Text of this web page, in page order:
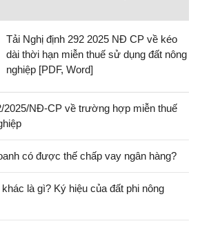
Tải Nghị định 292 2025 NĐ CP về kéo
dài thời hạn miễn thuế sử dụng đất nông
nghiệp [PDF, Word]
2025/NĐ-CP về trường hợp miễn thuế
có được thế chấp vay ngân hàng?
là gì? Ký hiệu của đất phi nông